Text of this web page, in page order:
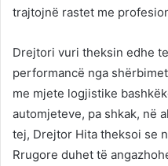
trajtojnë rastet me
Drejtori vuri theksin edhe
performancë nga
me mjete logjistike
automjeteve, pa shkak, në
tej, Drejtor Hita theksoi se
Rrugore duhet të